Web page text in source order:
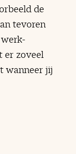
de
tevoren
er zoveel
wanneer jij